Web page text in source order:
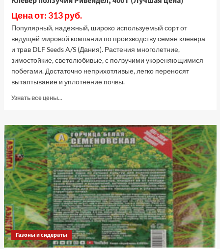
Цена от: 313 руб.
Популярный, надежный, широко используемый сорт от
ведущей мировой компании по производству семян клевера
и трав DLF Seeds A/S (Дания). Растения многолетние,
зимостойкие, светолюбивые, с ползучими укореняющимися
побегами. Достаточно неприхотливые, легко переносят
вытаптывание и уплотнение почвы.
Узнать все цены...
Клевер
ползучий
Ривендел,
400
г
(Лучшая
цена)
Газоны и сидераты